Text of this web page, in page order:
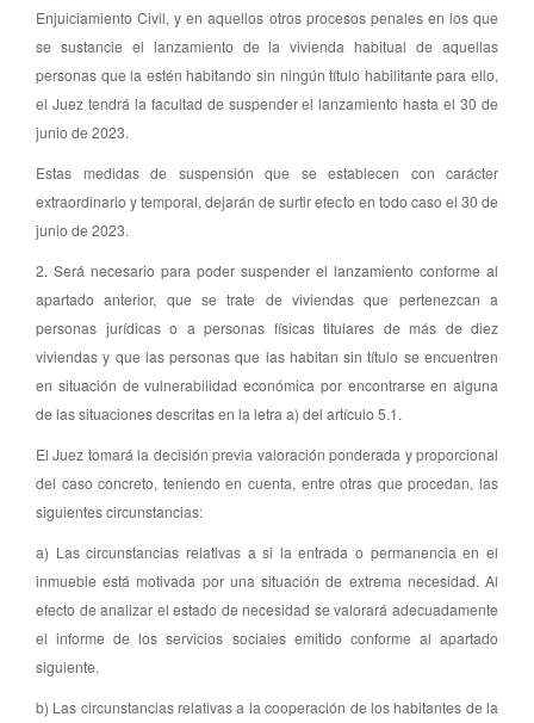
Enjuiciamiento Civil, y en aquellos otros procesos penales en los que
se sustancie el lanzamiento de la vivienda habitual de aquellas
personas que la estén habitando sin ningún título habilitante para ello,
el Juez tendrá la facultad de suspender el lanzamiento hasta el 30 de
junio de 2023.
Estas medidas de suspensión que se establecen con carácter
extraordinario y temporal, dejarán de surtir efecto en todo caso el 30 de
junio de 2023.
2. Será necesario para poder suspender el lanzamiento conforme al
apartado anterior, que se trate de viviendas que pertenezcan a
personas jurídicas o a personas físicas titulares de más de diez
viviendas y que las personas que las habitan sin título se encuentren
en situación de vulnerabilidad económica por encontrarse en alguna
de las situaciones descritas en la letra a) del artículo 5.1.
El Juez tomará la decisión previa valoración ponderada y proporcional
del caso concreto, teniendo en cuenta, entre otras que procedan, las
siguientes circunstancias:
a) Las circunstancias relativas a si la entrada o permanencia en el
inmueble está motivada por una situación de extrema necesidad. Al
efecto de analizar el estado de necesidad se valorará adecuadamente
el informe de los servicios sociales emitido conforme al apartado
siguiente.
b) Las circunstancias relativas a la cooperación de los habitantes de la